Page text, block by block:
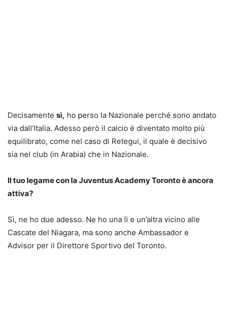
Decisamente sì, ho perso la Nazionale perché sono andato
via dall’Italia. Adesso però il calcio è diventato molto più
equilibrato, come nel caso di Retegui, il quale è decisivo
sia nel club (in Arabia) che in Nazionale.
Il tuo legame con la Juventus Academy Toronto è ancora
attiva?
Sì, ne ho due adesso. Ne ho una lì e un’altra vicino alle
Cascate del Niagara, ma sono anche Ambassador e
Advisor per il Direttore Sportivo del Toronto.